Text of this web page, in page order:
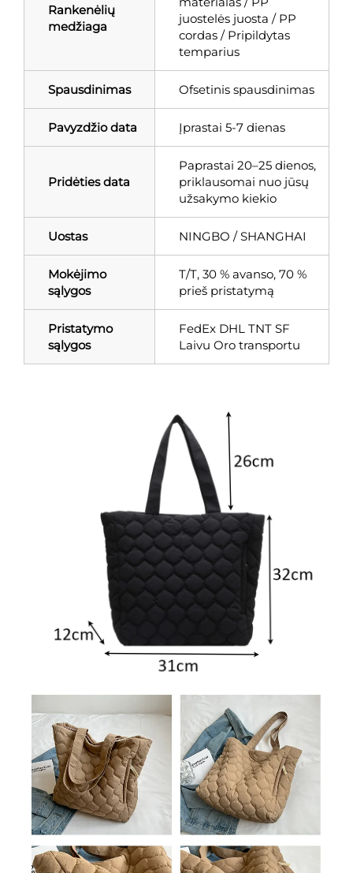
Rankenėlių
medžiaga
juostelės juosta / PP
cordas / Pripildytas
temparius
Spausdinimas Ofsetinis spausdinimas
Pavyzdžio data Įprastai 5-7 dienas
Pridėties data
Paprastai 20–25 dienos,
priklausomai nuo jūsų
užsakymo kiekio
Uostas NINGBO / SHANGHAI
Mokėjimo
sąlygos
T/T, 30 % avanso, 70 %
prieš pristatymą
Pristatymo
sąlygos
FedEx DHL TNT SF
Laivu Oro transportu